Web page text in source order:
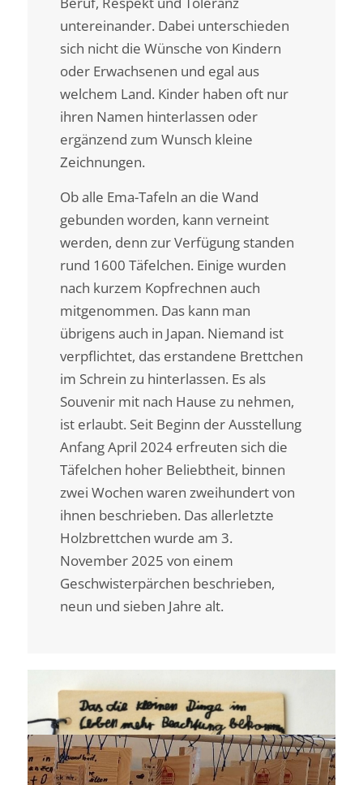
untereinander. Dabei unterschieden
sich nicht die Wünsche von Kindern
oder Erwachsenen und egal aus
welchem Land. Kinder haben oft nur
ihren Namen hinterlassen oder
ergänzend zum Wunsch kleine
Zeichnungen.
Ob alle Ema-Tafeln an die Wand
gebunden worden, kann verneint
werden, denn zur Verfügung standen
rund 1600 Täfelchen. Einige wurden
nach kurzem Kopfrechnen auch
mitgenommen. Das kann man
übrigens auch in Japan. Niemand ist
verpflichtet, das erstandene Brettchen
im Schrein zu hinterlassen. Es als
Souvenir mit nach Hause zu nehmen,
ist erlaubt. Seit Beginn der Ausstellung
Anfang April 2024 erfreuten sich die
Täfelchen hoher Beliebtheit, binnen
zwei Wochen waren zweihundert von
ihnen beschrieben. Das allerletzte
Holzbrettchen wurde am 3.
November 2025 von einem
Geschwisterpärchen beschrieben,
neun und sieben Jahre alt.